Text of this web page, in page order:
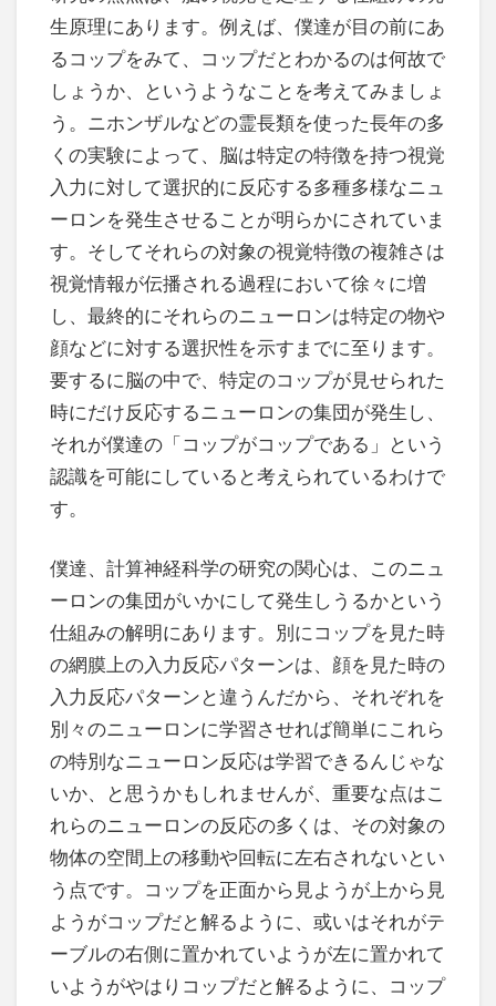
生原理にあります。例えば、僕達が目の前にあ
るコップをみて、コップだとわかるのは何故で
しょうか、というようなことを考えてみましょ
う。ニホンザルなどの霊長類を使った長年の多
くの実験によって、脳は特定の特徴を持つ視覚
入力に対して選択的に反応する多種多様なニュ
ーロンを発生させることが明らかにされていま
す。そしてそれらの対象の視覚特徴の複雑さは
視覚情報が伝播される過程において徐々に増
し、最終的にそれらのニューロンは特定の物や
顔などに対する選択性を示すまでに至ります。
要するに脳の中で、特定のコップが見せられた
時にだけ反応するニューロンの集団が発生し、
それが僕達の「コップがコップである」という
認識を可能にしていると考えられているわけで
す。
僕達、計算神経科学の研究の関心は、このニュ
ーロンの集団がいかにして発生しうるかという
仕組みの解明にあります。別にコップを見た時
の網膜上の入力反応パターンは、顔を見た時の
入力反応パターンと違うんだから、それぞれを
別々のニューロンに学習させれば簡単にこれら
の特別なニューロン反応は学習できるんじゃな
いか、と思うかもしれませんが、重要な点はこ
れらのニューロンの反応の多くは、その対象の
物体の空間上の移動や回転に左右されないとい
う点です。コップを正面から見ようが上から見
ようがコップだと解るように、或いはそれがテ
ーブルの右側に置かれていようが左に置かれて
いようがやはりコップだと解るように、コップ